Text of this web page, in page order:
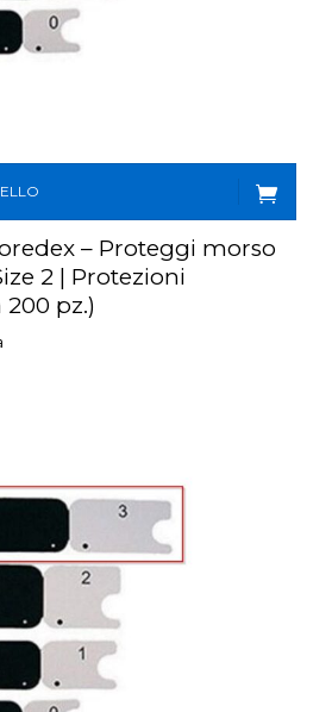
– Proteggi morso
2 | Protezioni
pz.)